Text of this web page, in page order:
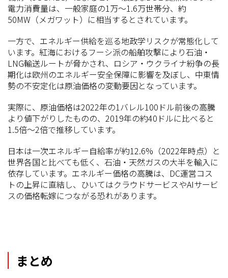
電力消費量は、一般家庭の1万〜1.6万世帯分、約
50MW（メガワット）に相当するとされています。
一方で、エネルギー供給を巡る地政学リスクが常態化して
います。紅海におけるフーシ派の船舶攻撃により石油・
LNG輸送ルートが脅かされ、ロシア・ウクライナ紛争の長
期化は欧州のエネルギー安全保障に影響を及ぼし、中東情
勢の不安定化は原油価格の変動要因となっています。
実際に、原油価格は2022年の1バレル100ドル前後の高騰
より値下がりしたものの、2019年の約40ドルに比べると
1.5倍〜2倍で推移しています。
日本は一次エネルギー自給率が約12.6%（2022年時点）と
世界各国と比べても低く、石油・天然ガスの大半を輸入に
依存しています。エネルギー価格の高騰は、DC運営コス
トの上昇に直結し、ひいてはクラウドサービスやAIサービ
スの価格転嫁につながる恐れがあります。
まとめ